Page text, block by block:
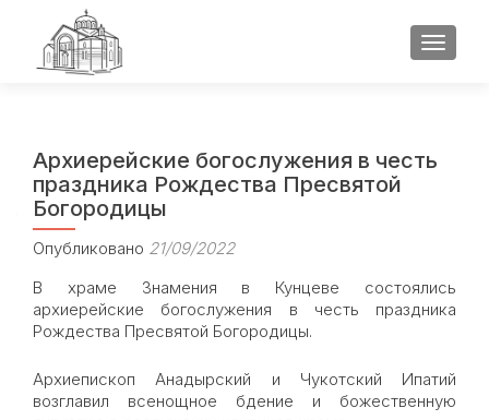
Архиерейские богослужения в честь
праздника Рождества Пресвятой
Богородицы
Опубликовано 21/09/2022
В храме Знамения в Кунцеве состоялись
архиерейские богослужения в честь праздника
Рождества Пресвятой Богородицы.
Архиепископ Анадырский и Чукотский Ипатий
возглавил всенощное бдение и божественную